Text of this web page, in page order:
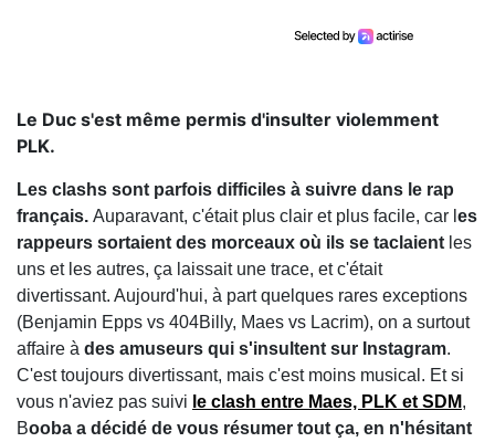
Le Duc s'est même permis d'insulter violemment
PLK.
Les clashs sont parfois difficiles à suivre dans le rap
français. Auparavant, c'était plus clair et plus facile, car l es
rappeurs sortaient des morceaux où ils se taclaient les
uns et les autres, ça laissait une trace, et c'était
divertissant. Aujourd'hui, à part quelques rares exceptions
(Benjamin Epps vs 404Billy, Maes vs Lacrim), on a surtout
affaire à des amuseurs qui s'insultent sur Instagram.
C'est toujours divertissant, mais c'est moins musical. Et si
vous n'aviez pas suivi le clash entre Maes, PLK et SDM,
Booba a décidé de vous résumer tout ça, en n'hésitant